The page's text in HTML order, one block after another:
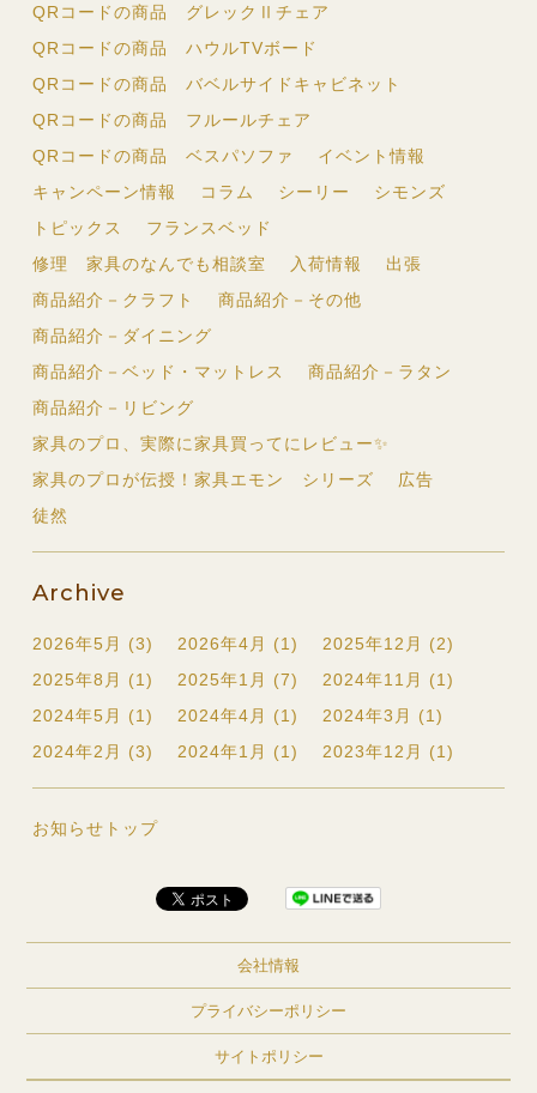
QRコードの商品 グレックⅡチェア
QRコードの商品 ハウルTVボード
QRコードの商品 バベルサイドキャビネット
QRコードの商品 フルールチェア
QRコードの商品 ベスパソファ
イベント情報
キャンペーン情報
コラム シーリー
シモンズ
トピックス
フランスベッド
修理 家具のなんでも相談室
入荷情報
出張
商品紹介－クラフト
商品紹介－その他
商品紹介－ダイニング
商品紹介－ベッド・マットレス
商品紹介－ラタン
商品紹介－リビング
家具のプロ、実際に家具買ってにレビュー✨
家具のプロが伝授！家具エモン シリーズ
広告
徒然
Archive
2026年5月 (3) 2026年4月 (1)
2025年12月 (2)
2025年8月 (1)
2025年1月 (7)
2024年11月 (1)
2024年5月 (1)
2024年4月 (1)
2024年3月 (1)
2024年2月 (3)
2024年1月 (1) 2023年12月 (1)
お知らせトップ
会社情報
プライバシーポリシー
サイトポリシー